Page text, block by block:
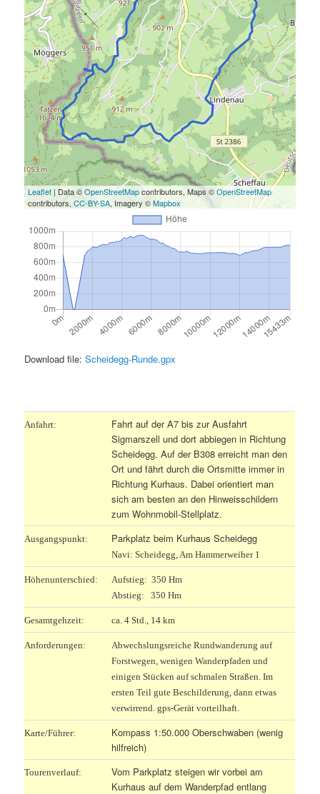
Leaflet | Data ©OpenStreetMapcontributors, Maps ©OpenStreetMap
contributors,CC-BY-SA, Imagery ©Mapbox
Download file:Scheidegg-Runde.gpx
Anfahrt:
Fahrt auf der A7 bis zur Ausfahrt
Sigmarszell und dort abbiegen in Richtung
Scheidegg. Auf der B308 erreicht man den
Ort und fährt durch die Ortsmitte immer in
Richtung Kurhaus. Dabei orientiert man
sich am besten an den Hinweisschildern
zum Wohnmobil-Stellplatz.
Ausgangspunkt: Parkplatz beim Kurhaus Scheidegg
Navi: Scheidegg, Am Hammerweiher 1
Höhenunterschied:
Aufstieg: 350 Hm
Abstieg: 350 Hm
Gesamtgehzeit: ca. 4 Std., 14 km
Anforderungen:
Abwechslungsreiche Rundwanderung auf
Forstwegen, wenigen Wanderpfaden und
einigen Stücken auf schmalen Straßen. Im
ersten Teil gute Beschilderung, dann etwas
verwirrend. gps-Gerät vorteilhaft.
Karte/Führer:
Kompass 1:50.000 Oberschwaben (wenig
hilfreich)
Tourenverlauf:
Vom Parkplatz steigen wir vorbei am
Kurhaus auf dem Wanderpfad entlang